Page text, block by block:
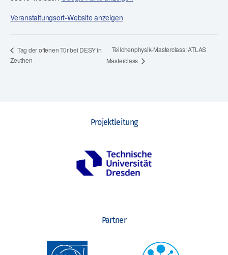
Veranstaltungsort-Website anzeigen
Tag der offenen Tür bei DESY in
Zeuthen
Teilchenphysik-Masterclass: ATLAS
Masterclass
Projektleitung
Partner